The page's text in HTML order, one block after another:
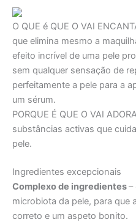
O QUE é QUE O VAI
que elimina mesmo a
efeito incrível de uma pele
sem qualquer sensação de
perfeitamente a pele para a
um sérum.
PORQUE É QUE O VAI
substâncias activas que
pele.
Ingredientes excepcionais
Complexo de ingredientes–
microbiota da pele, para que
correto e um aspeto bonito.